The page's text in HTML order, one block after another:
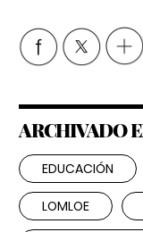
ARCHIVADO
EDUCACIÓN
LOMLOE